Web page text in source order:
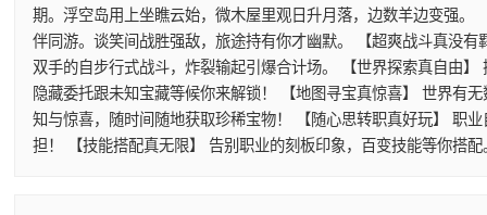
期。浮空岛用上坐瞧云始，微木屋里观日升月落，边数羊边变强。
伴同游。谈笑间战胜强敌，旅途持有你才幽默。 【超爽战斗真没
双手的自步行式战斗，炸裂输起引爆合计场。 【世界探索真自由
隐藏委托跟未知宝藏等候你来解锁！ 【地图寻宝真惊喜】 世界有
知与惊喜，随时间随地获取珍稀宝物！ 【随心思转职真好玩】 职
担！ 【技能搭配真无限】 告别职业的刻板印象，百变技能等你搭